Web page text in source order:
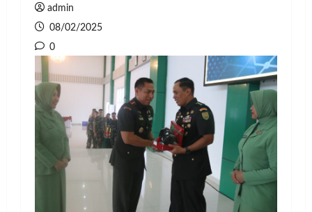
admin
08/02/2025
0